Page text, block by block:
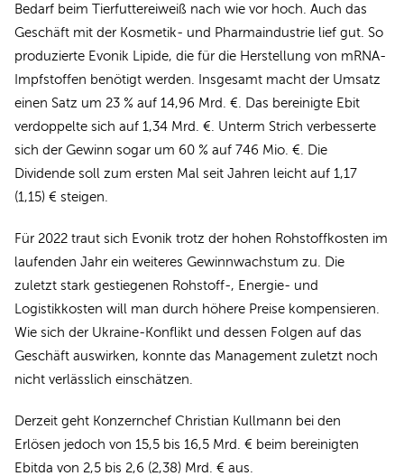
Bedarf beim Tierfuttereiweiß nach wie vor hoch. Auch das
Geschäft mit der Kosmetik- und Pharmaindustrie lief gut. So
produzierte Evonik Lipide, die für die Herstellung von mRNA-
Impfstoffen benötigt werden. Insgesamt macht der Umsatz
einen Satz um 23 % auf 14,96 Mrd. €. Das bereinigte Ebit
verdoppelte sich auf 1,34 Mrd. €. Unterm Strich verbesserte
sich der Gewinn sogar um 60 % auf 746 Mio. €. Die
Dividende soll zum ersten Mal seit Jahren leicht auf 1,17
(1,15) € steigen.
Für 2022 traut sich Evonik trotz der hohen Rohstoffkosten im
laufenden Jahr ein weiteres Gewinnwachstum zu. Die
zuletzt stark gestiegenen Rohstoff-, Energie- und
Logistikkosten will man durch höhere Preise kompensieren.
Wie sich der Ukraine-Konflikt und dessen Folgen auf das
Geschäft auswirken, konnte das Management zuletzt noch
nicht verlässlich einschätzen.
Derzeit geht Konzernchef Christian Kullmann bei den
Erlösen jedoch von 15,5 bis 16,5 Mrd. € beim bereinigten
Ebitda von 2,5 bis 2,6 (2,38) Mrd. € aus.